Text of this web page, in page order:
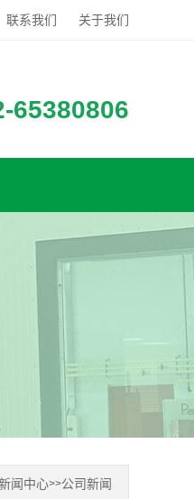
联系我们 关于我们
65380806
闻中心>>公司新闻